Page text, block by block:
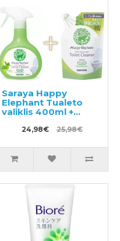
Saraya Happy
Elephant Tualeto
valiklis 400ml +
užpildas 350ml
24,98€ 25,98€